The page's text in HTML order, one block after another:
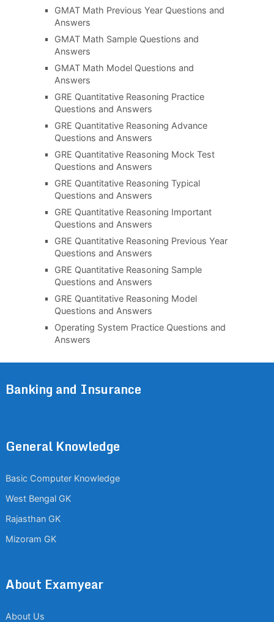
GMAT Math Previous Year Questions and
Answers
GMAT Math Sample Questions and
Answers
GMAT Math Model Questions and
Answers
GRE Quantitative Reasoning Practice
Questions and Answers
GRE Quantitative Reasoning Advance
Questions and Answers
GRE Quantitative Reasoning Mock Test
Questions and Answers
GRE Quantitative Reasoning Typical
Questions and Answers
GRE Quantitative Reasoning Important
Questions and Answers
GRE Quantitative Reasoning Previous Year
Questions and Answers
GRE Quantitative Reasoning Sample
Questions and Answers
GRE Quantitative Reasoning Model
Questions and Answers
Operating System Practice Questions and
Answers
Banking and Insurance
General Knowledge
Basic Computer Knowledge
West Bengal GK
Rajasthan GK
Mizoram GK
About Examyear
About Us